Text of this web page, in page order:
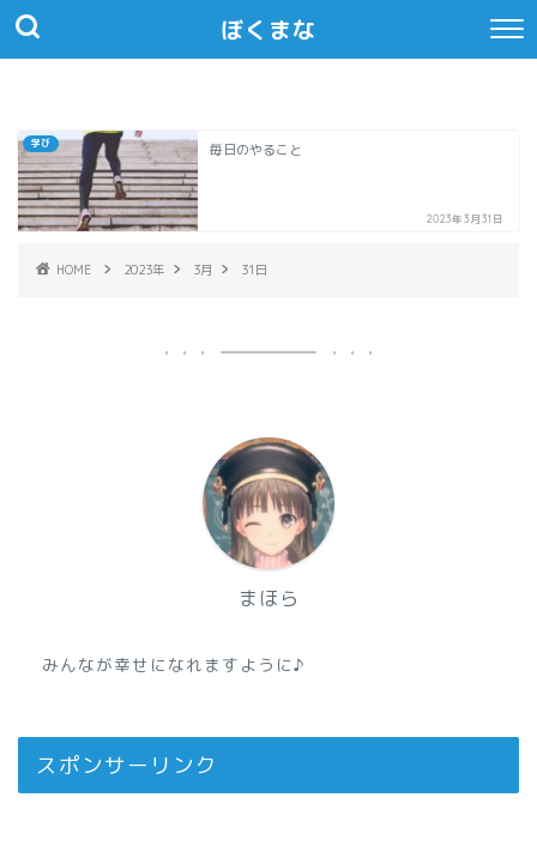
ぼくまな
学び 毎日のやること
2023年3月31日
HOME 2023年 3月 31日
まほら
みんなが幸せになれますように♪
スポンサーリンク